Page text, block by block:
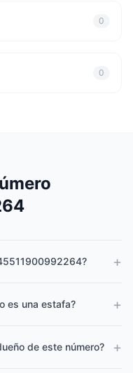
0
0
+
es una estafa? +
de este número? +